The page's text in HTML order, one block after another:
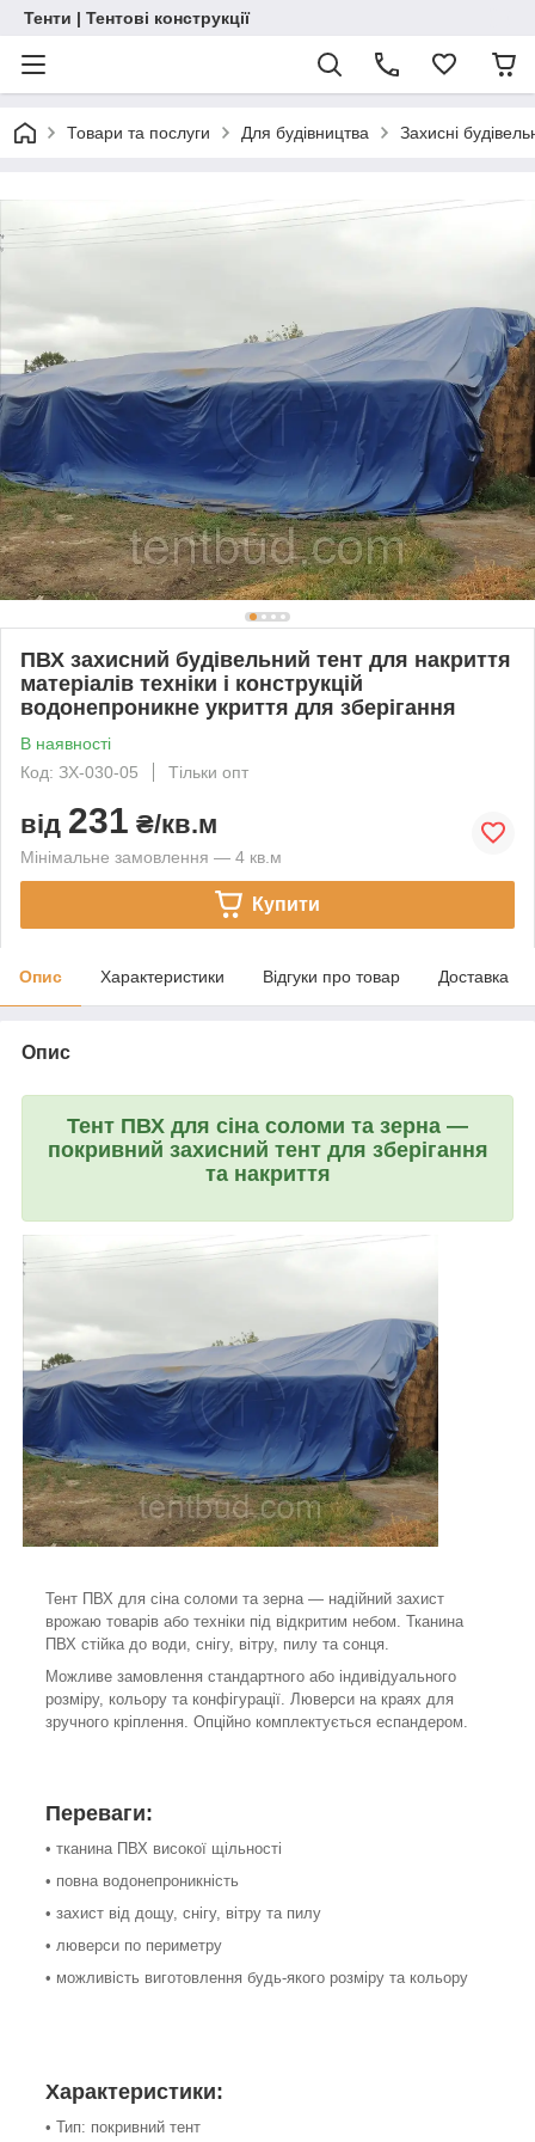
Тенти | Тентові конструкції
Товари та послуги Для будівництва Захисні
ПВХ захисний будівельний тент для накриття
матеріалів техніки і конструкцій
водонепроникне укриття для зберігання
В наявності
Код: ЗХ-030-05
Тільки опт
від 231 ₴/кв.м
Мінімальне замовлення — 4 кв.м
Купити
Опис Характеристики Відгуки про товар Доставка
Опис
Тент ПВХ для сіна соломи та зерна —
покривний захисний тент для зберігання
та накриття
Тент ПВХ для сіна соломи та зерна — надійний захист
врожаю товарів або техніки під відкритим небом. Тканина
ПВХ стійка до води, снігу, вітру, пилу та сонця.
Можливе замовлення стандартного або індивідуального
розміру, кольору та конфігурації. Люверси на краях для
зручного кріплення. Опційно комплектується еспандером.
Переваги:
• тканина ПВХ високої щільності
• повна водонепроникність
• захист від дощу, снігу, вітру та пилу
• люверси по периметру
• можливість виготовлення будь-якого розміру та кольору
Характеристики:
• Тип: покривний тент